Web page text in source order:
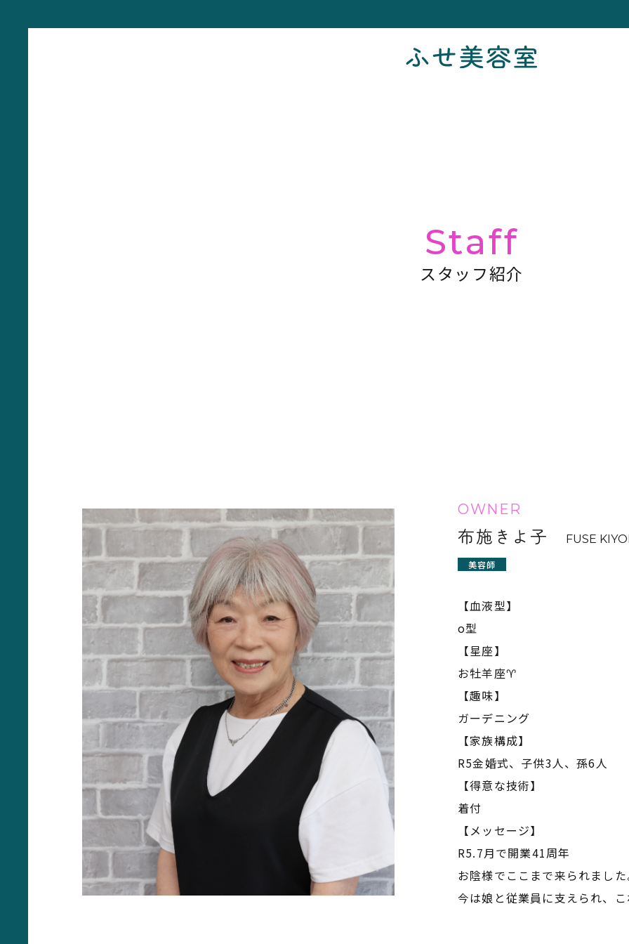
Staff
スタッフ紹介
OWNER
布施きよ子 FUSE
美容師
【血液型】
o型
【星座】
お牡羊座♈️
【趣味】
ガーデニング
【家族構成】
R5金婚式、子供3人、孫6人
【得意な技術】
着付
【メッセージ】
R5.7月で開業41周年
お陰様でここまで来られまし
今は娘と従業員に支えられ、